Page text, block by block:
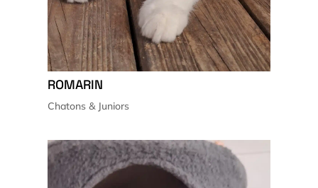
ROMARIN
Chatons & Juniors